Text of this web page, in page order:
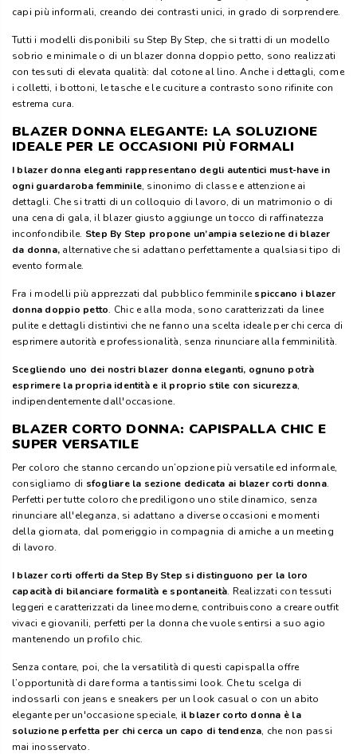
capi più informali, creando dei contrasti unici, in grado di sorprendere.
Tutti i modelli disponibili su Step By Step, che si tratti di un modello
sobrio e minimale o di un blazer donna doppio petto, sono realizzati
con tessuti di elevata qualità: dal cotone al lino. Anche i dettagli, come
i colletti, i bottoni, le tasche e le cuciture a contrasto sono rifinite con
estrema cura.
BLAZER DONNA ELEGANTE: LA SOLUZIONE
IDEALE PER LE OCCASIONI PIÙ FORMALI
I blazer donna eleganti rappresentano degli autentici must-have in
ogni guardaroba femminile, sinonimo di classe e attenzione ai
dettagli. Che si tratti di un colloquio di lavoro, di un matrimonio o di
una cena di gala, il blazer giusto aggiunge un tocco di raffinatezza
inconfondibile. Step By Step propone un’ampia selezione di blazer
da donna, alternative che si adattano perfettamente a qualsiasi tipo di
evento formale.
Fra i modelli più apprezzati dal pubblico femminilespiccano i blazer
donna doppio petto. Chic e alla moda, sono caratterizzati da linee
pulite e dettagli distintivi che ne fanno una scelta ideale per chi cerca di
esprimere autorità e professionalità, senza rinunciare alla femminilità.
Scegliendo uno dei nostri blazer donna eleganti, ognuno potrà
esprimere la propria identità e il proprio stile con sicurezza,
indipendentemente dall'occasione.
BLAZER CORTO DONNA: CAPISPALLA CHIC E
SUPER VERSATILE
Per coloro che stanno cercando un’opzione più versatile ed informale,
consigliamo di sfogliare la sezione dedicata ai blazer corti donna.
Perfetti per tutte coloro che prediligono uno stile dinamico, senza
rinunciare all'eleganza, si adattano a diverse occasioni e momenti
della giornata, dal pomeriggio in compagnia di amiche a un meeting
di lavoro.
I blazer corti offerti da Step By Step si distinguono per la loro
capacità di bilanciare formalità e spontaneità. Realizzati con tessuti
leggeri e caratterizzati da linee moderne, contribuiscono a creare outfit
vivaci e giovanili, perfetti per la donna che vuole sentirsi a suo agio
mantenendo un profilo chic.
Senza contare, poi, che la versatilità di questi capispalla offre
l’opportunità di dare forma a tantissimi look. Che tu scelga di
indossarli con jeans e sneakers per un look casual o con un abito
elegante per un'occasione speciale, il blazer corto donna è la
soluzione perfetta per chi cerca un capo di tendenza, che non passi
mai inosservato.